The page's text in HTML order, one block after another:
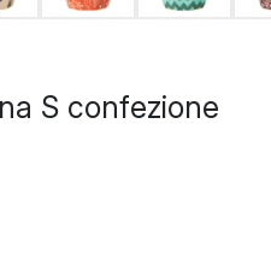
S confezione